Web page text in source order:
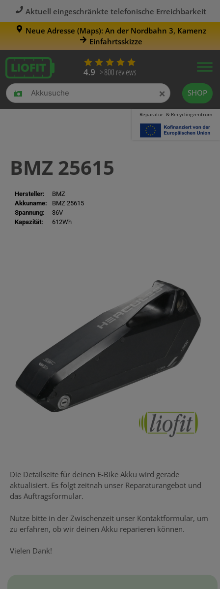
Aktuell eingeschränkte telefonische Erreichbarkeit
Neue Adresse (Maps): An der Nordbahn 3, Kamenz
Einfahrtsskizze
× SHOP
Reparatur- & Recyclingzentrum
BMZ 25615
Hersteller:
BMZ
Akkuname:
BMZ 25615
Spannung:
36V
Kapazität:
612Wh
Die Detailseite für deinen E-Bike Akku wird gerade
aktualisiert. Es folgt zeitnah unser Reparaturangebot und
das Auftragsformular.
Nutze bitte in der Zwischenzeit unser Kontaktformular, um
zu erfahren, ob wir deinen Akku reparieren können.
Vielen Dank!